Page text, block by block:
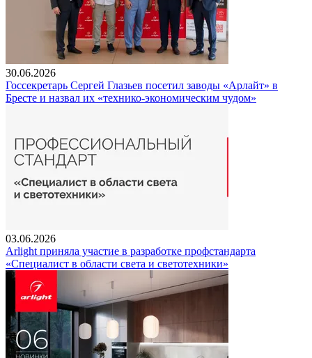
30.06.2026
Госсекретарь Сергей Глазьев посетил заводы «Арлайт» в
Бресте и назвал их «технико-экономическим чудом»
03.06.2026
Arlight приняла участие в разработке профстандарта
«Специалист в области света и светотехники»